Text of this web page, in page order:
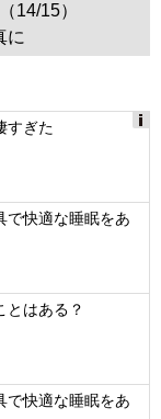
14/15）
に
すぎた
で快適な睡眠をあ
とはある？
で快適な睡眠をあ